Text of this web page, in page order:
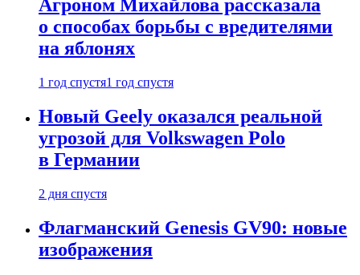
Агроном Михайлова рассказала
о способах борьбы с вредителями
на яблонях
1 год спустя1 год спустя
Новый Geely оказался реальной
угрозой для Volkswagen Polo
в Германии
2 дня спустя
Флагманский Genesis GV90: новые
изображения